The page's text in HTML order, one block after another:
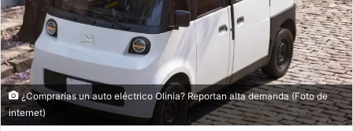
¿Comprarías un auto eléctrico Olinia? Reportan alta demanda (Foto de
internet)